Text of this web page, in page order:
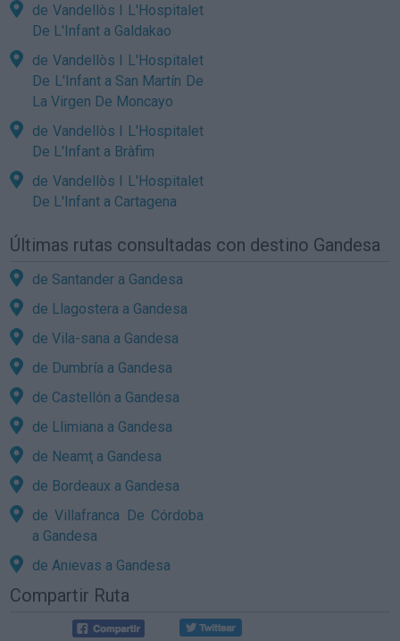
de Vandellòs I L'Hospitalet
De L'Infant a Galdakao
de Vandellòs I L'Hospitalet
De L'Infant a San Martín De
La Virgen De Moncayo
de Vandellòs I L'Hospitalet
De L'Infant a Bràfim
de Vandellòs I L'Hospitalet
De L'Infant a Cartagena
Últimas rutas consultadas con destino Gandesa
de Santander a Gandesa
de Llagostera a Gandesa
de Vila-sana a Gandesa
de Dumbría a Gandesa
de Castellón a Gandesa
de Llimiana a Gandesa
de Neamţ a Gandesa
de Bordeaux a Gandesa
de Villafranca De Córdoba
a Gandesa
de Anievas a Gandesa
Compartir Ruta